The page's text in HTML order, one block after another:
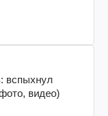
вспыхнул
видео)